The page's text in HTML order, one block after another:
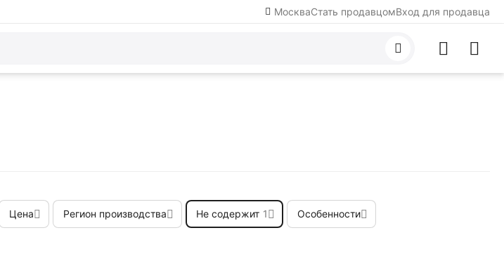
МоскваСтать продавцомВход для продавца
Цена Регион производства Не содержит 1 Особенности